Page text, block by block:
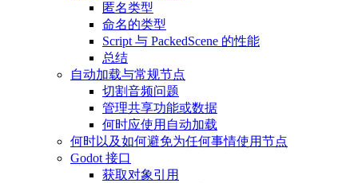
匿名类型
命名的类型
Script 与 PackedScene 的性能
总结
自动加载与常规节点
切割音频问题
管理共享功能或数据
何时应使用自动加载
何时以及如何避免为任何事情使用节点
Godot 接口
获取对象引用